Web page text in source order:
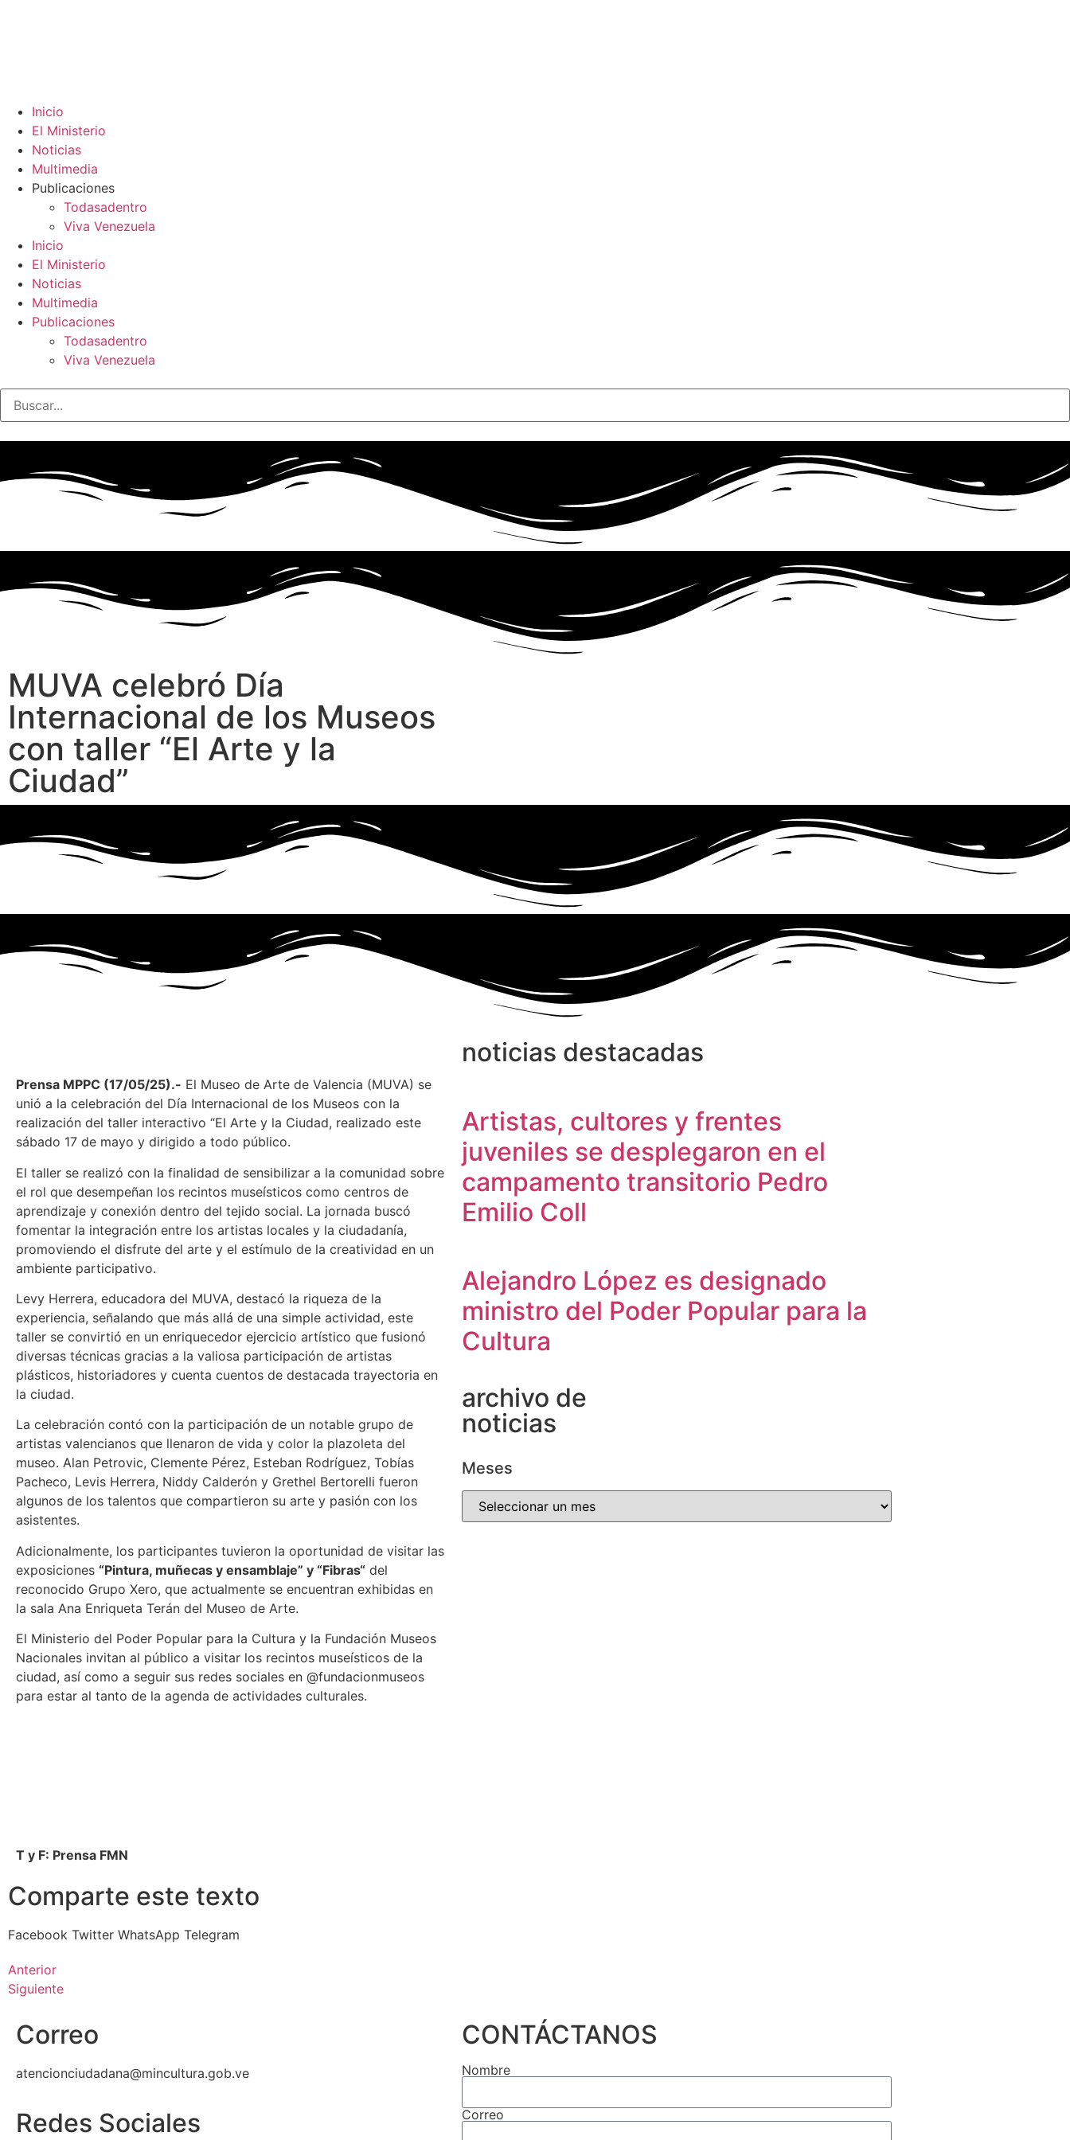
Inicio
El Ministerio
Noticias
Multimedia
Publicaciones
Todasadentro
Viva Venezuela
Inicio
El Ministerio
Noticias
Multimedia
Publicaciones
Todasadentro
Viva Venezuela
MUVA celebró Día
Internacional de los Museos
con taller “El Arte y la
Ciudad”
Prensa MPPC (17/05/25).- El Museo de Arte de Valencia (MUVA) se
unió a la celebración del Día Internacional de los Museos con la
realización del taller interactivo “El Arte y la Ciudad, realizado este
sábado 17 de mayo y dirigido a todo público.
El taller se realizó con la finalidad de sensibilizar a la comunidad sobre
el rol que desempeñan los recintos museísticos como centros de
aprendizaje y conexión dentro del tejido social. La jornada buscó
fomentar la integración entre los artistas locales y la ciudadanía,
promoviendo el disfrute del arte y el estímulo de la creatividad en un
ambiente participativo.
Levy Herrera, educadora del MUVA, destacó la riqueza de la
experiencia, señalando que más allá de una simple actividad, este
taller se convirtió en un enriquecedor ejercicio artístico que fusionó
diversas técnicas gracias a la valiosa participación de artistas
plásticos, historiadores y cuenta cuentos de destacada trayectoria en
la ciudad.
La celebración contó con la participación de un notable grupo de
artistas valencianos que llenaron de vida y color la plazoleta del
museo. Alan Petrovic, Clemente Pérez, Esteban Rodríguez, Tobías
Pacheco, Levis Herrera, Niddy Calderón y Grethel Bertorelli fueron
algunos de los talentos que compartieron su arte y pasión con los
asistentes.
Adicionalmente, los participantes tuvieron la oportunidad de visitar las
exposiciones “Pintura, muñecas y ensamblaje” y “Fibras“ del
reconocido Grupo Xero, que actualmente se encuentran exhibidas en
la sala Ana Enriqueta Terán del Museo de Arte.
El Ministerio del Poder Popular para la Cultura y la Fundación Museos
Nacionales invitan al público a visitar los recintos museísticos de la
ciudad, así como a seguir sus redes sociales en @fundacionmuseos
para estar al tanto de la agenda de actividades culturales.
T y F: Prensa FMN
noticias destacadas
Artistas, cultores y frentes
juveniles se desplegaron en el
campamento transitorio Pedro
Emilio Coll
Alejandro López es designado
ministro del Poder Popular para la
Cultura
archivo de
noticias
Meses
Comparte este texto
Facebook Twitter WhatsApp Telegram
Anterior
Siguiente
Correo
atencionciudadana@mincultura.gob.ve
Redes Sociales
CONTÁCTANOS
Nombre
Correo